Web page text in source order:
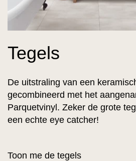
Tegels
De uitstraling van een
gecombineerd met het
Parquetvinyl. Zeker de grote
een echte eye catcher!
Toon me de tegels